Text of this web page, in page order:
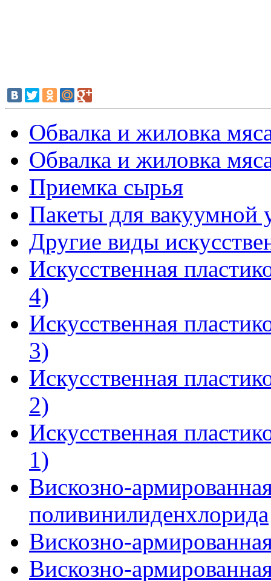
Обвалка и жиловка
Обвалка и жиловка
Приемка сырья
Пакеты для вакуумной
Другие виды
Искусственная
4)
Искусственная
3)
Искусственная
2)
Искусственная
1)
Вискозно-
поливинилиденхлорида
Вискозно-
Вискозно-